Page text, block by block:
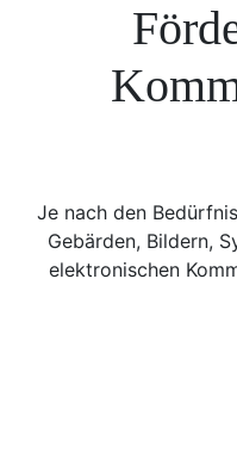
Je nach den
Gebärden, Bildern,
elektronischen